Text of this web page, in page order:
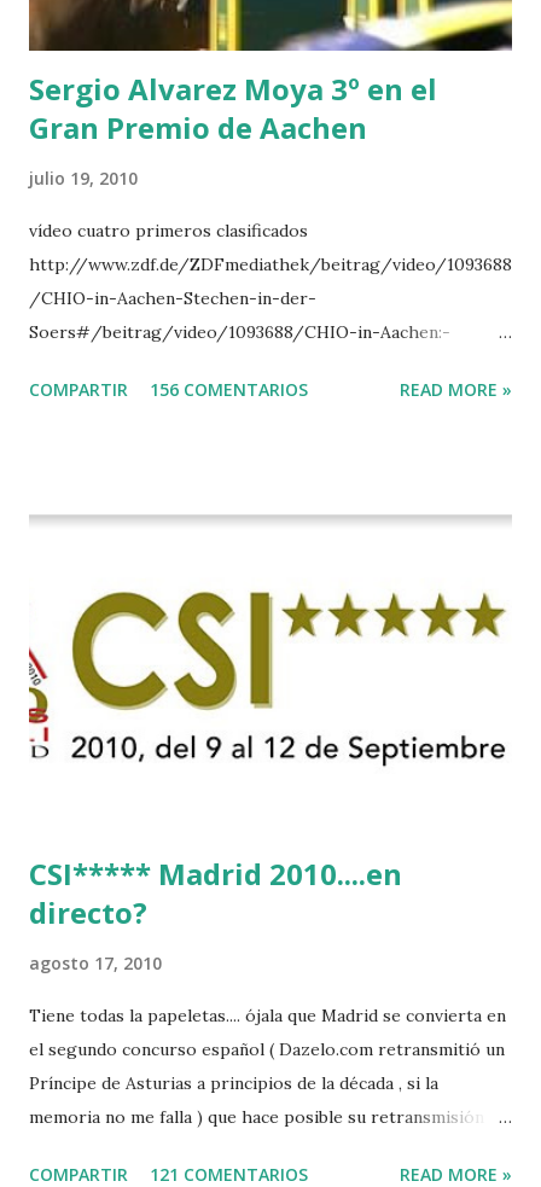
DI CAMPALTO -SHARBATLY Vuelta Triunfal... el ganador
del Gran Premio en su vuelta de honor
Sergio Alvarez Moya 3º en el
Gran Premio de Aachen
julio 19, 2010
vídeo cuatro primeros clasificados
http://www.zdf.de/ZDFmediathek/beitrag/video/1093688
/CHIO-in-Aachen-Stechen-in-der-
Soers#/beitrag/video/1093688/CHIO-in-Aachen:-
COMPARTIR 156 COMENTARIOS READ MORE »
CSI***** Madrid 2010....en
directo?
agosto 17, 2010
Tiene todas la papeletas.... ójala que Madrid se convierta en
el segundo concurso español ( Dazelo.com retransmitió un
Príncipe de Asturias a principios de la década , si la
memoria no me falla ) que hace posible su retransmisión via
COMPARTIR 121 COMENTARIOS READ MORE »